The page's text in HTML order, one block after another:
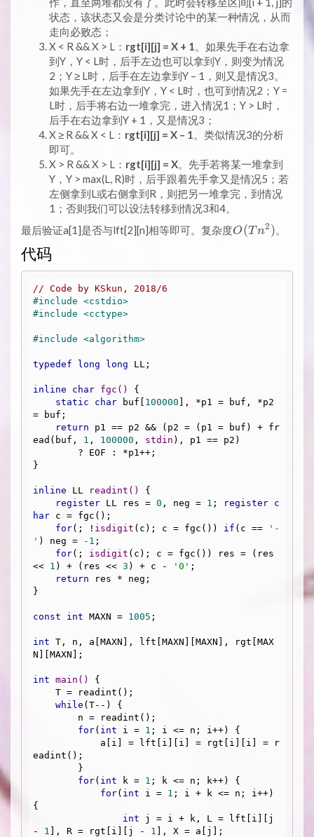
状态，该状态又会是分类讨论中的某一种情况，从而
走向必败态；
X < R && X > L： rgt[i][j] = X + 1。如果先手在右边拿
到Y，Y < L时，后手左边也可以拿到Y，则变为情况
2；Y ≥ L时，后手在左边拿到Y – 1，则又是情况3。
如果先手在左边拿到Y，Y < L时，也可到情况2；Y =
L时，后手将右边一堆拿完，进入情况1；Y > L时，
后手在右边拿到Y + 1，又是情况3；
X ≥ R && X < L： rgt[i][j] = X – 1。类似情况3的分析
即可。
X > R && X > L： rgt[i][j] = X。先手若将某一堆拿到
Y，Y > max(L, R)时，后手跟着先手拿又是情况5；若
左侧拿到L或右侧拿到R，则把另一堆拿完，到情况
1；否则我们可以设法转移到情况3和4。
最后验证a[1]是否与lft[2][n]相等即可。复杂度O(Tn^2)
O(T n2 )。
代码
// Code by KSkun, 2018/6
#include <cstdio>
#include <cctype>
#include <algorithm>
typedef long long LL;
inline char fgc ()
{
static
char buf[ 100000 ], *p1 = buf, *p2
= buf;
return p1 == p2 && (p2 = (p1 = buf) + fr
ead(buf, 1 , 100000 , stdin ), p1 == p2)
}
inline LL readint ()
{
register LL res = 0 , neg = 1 ; register c
har c = fgc();
for(; ! isdigit (c); c = fgc()) if (c ==
'-
' ) neg = -1 ;
for(; isdigit (c); c = fgc()) res = (res
<< 1 ) + (res << 3 ) + c - '0' ;
return res * neg;
}
const int MAXN = 1005 ;
int T, n, a[MAXN], lft[MAXN][MAXN], rgt[MAX
N][MAXN];
int main ()
{
while (T--) {
for( int i = 1 ; i <= n; i++) {
eadint();
for( int k = 1 ; k <= n; k++) {
for( int i = 1 ; i + k <= n; i++)
{
int j = i + k, L = lft[i][j
- 1 ], R = rgt[i][j - 1 ], X = a[j];